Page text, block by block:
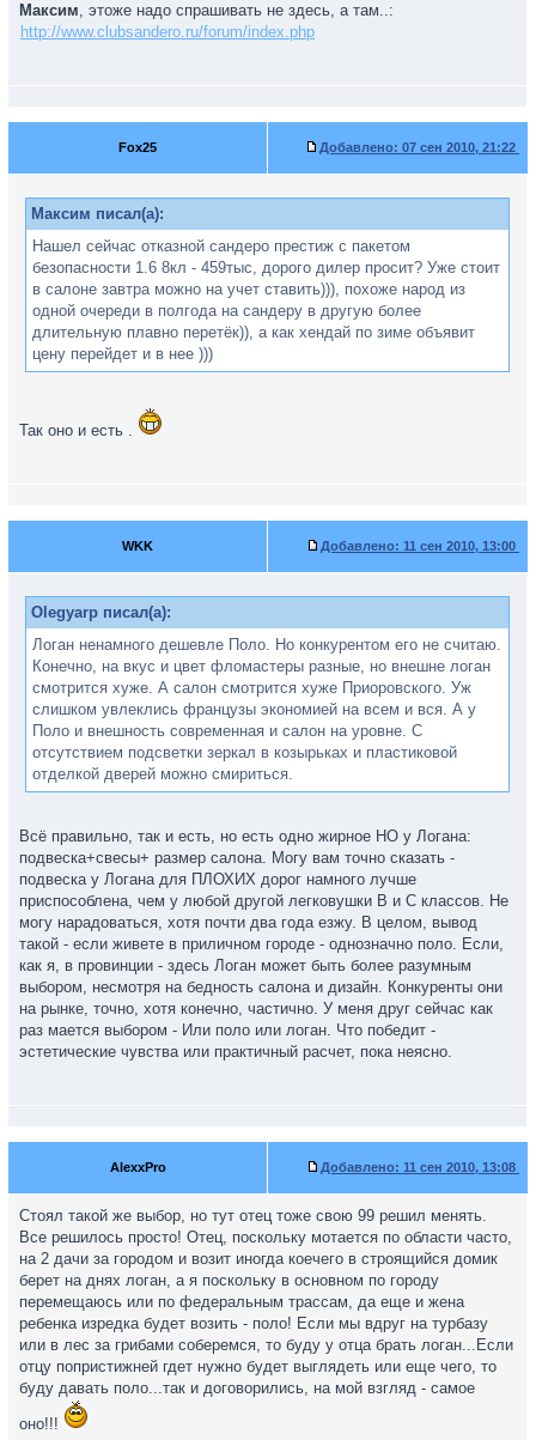
Максим, этоже надо спрашивать не здесь, а там..:
http://www.clubsandero.ru/forum/index.php
Fox25 Добавлено: 07 сен 2010, 21:22
Максим писал(а):
Нашел сейчас отказной сандеро престиж с пакетом
безопасности 1.6 8кл - 459тыс, дорого дилер просит? Уже стоит
в салоне завтра можно на учет ставить))), похоже народ из
одной очереди в полгода на сандеру в другую более
длительную плавно перетёк)), а как хендай по зиме объявит
цену перейдет и в нее )))
Так оно и есть .
WKK Добавлено: 11 сен 2010, 13:00
Olegyarp писал(а):
Логан ненамного дешевле Поло. Но конкурентом его не считаю.
Конечно, на вкус и цвет фломастеры разные, но внешне логан
смотрится хуже. А салон смотрится хуже Приоровского. Уж
слишком увлеклись французы экономией на всем и вся. А у
Поло и внешность современная и салон на уровне. С
отсутствием подсветки зеркал в козырьках и пластиковой
отделкой дверей можно смириться.
Всё правильно, так и есть, но есть одно жирное НО у Логана:
подвеска+свесы+ размер салона. Могу вам точно сказать -
подвеска у Логана для ПЛОХИХ дорог намного лучше
приспособлена, чем у любой другой легковушки В и С классов. Не
могу нарадоваться, хотя почти два года езжу. В целом, вывод
такой - если живете в приличном городе - однозначно поло. Если,
как я, в провинции - здесь Логан может быть более разумным
выбором, несмотря на бедность салона и дизайн. Конкуренты они
на рынке, точно, хотя конечно, частично. У меня друг сейчас как
раз мается выбором - Или поло или логан. Что победит -
эстетические чувства или практичный расчет, пока неясно.
AlexxPro Добавлено: 11 сен 2010, 13:08
Стоял такой же выбор, но тут отец тоже свою 99 решил менять.
Все решилось просто! Отец, поскольку мотается по области часто,
на 2 дачи за городом и возит иногда коечего в строящийся домик
берет на днях логан, а я поскольку в основном по городу
перемещаюсь или по федеральным трассам, да еще и жена
ребенка изредка будет возить - поло! Если мы вдруг на турбазу
или в лес за грибами соберемся, то буду у отца брать логан...Если
отцу попристижней гдет нужно будет выглядеть или еще чего, то
буду давать поло...так и договорились, на мой взгляд - самое
оно!!!